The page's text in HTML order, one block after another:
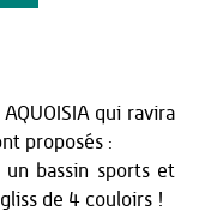
qui ravira
proposés :
bassin sports et
de 4 couloirs !